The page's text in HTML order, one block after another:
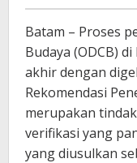
Batam – Proses
Budaya (ODCB)
akhir dengan
Rekomendasi
merupakan
verifikasi yang
yang diusulkan